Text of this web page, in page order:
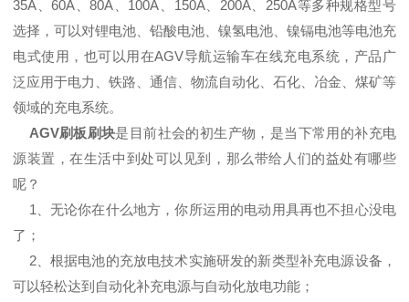
35A、60A、80A、100A、150A、200A、250A等多种规格型号
选择，可以对锂电池、铅酸电池、镍氢电池、镍镉电池等电池充
电式使用，也可以用在AGV导航运输车在线充电系统，产品广
泛应用于电力、铁路、通信、物流自动化、石化、冶金、煤矿等
领域的充电系统。
AGV刷板刷块是目前社会的初生产物，是当下常用的补充电
源装置，在生活中到处可以见到，那么带给人们的益处有哪些
呢？
1、无论你在什么地方，你所运用的电动用具再也不担心没电
了；
2、根据电池的充放电技术实施研发的新类型补充电源设备，
可以轻松达到自动化补充电源与自动化放电功能；